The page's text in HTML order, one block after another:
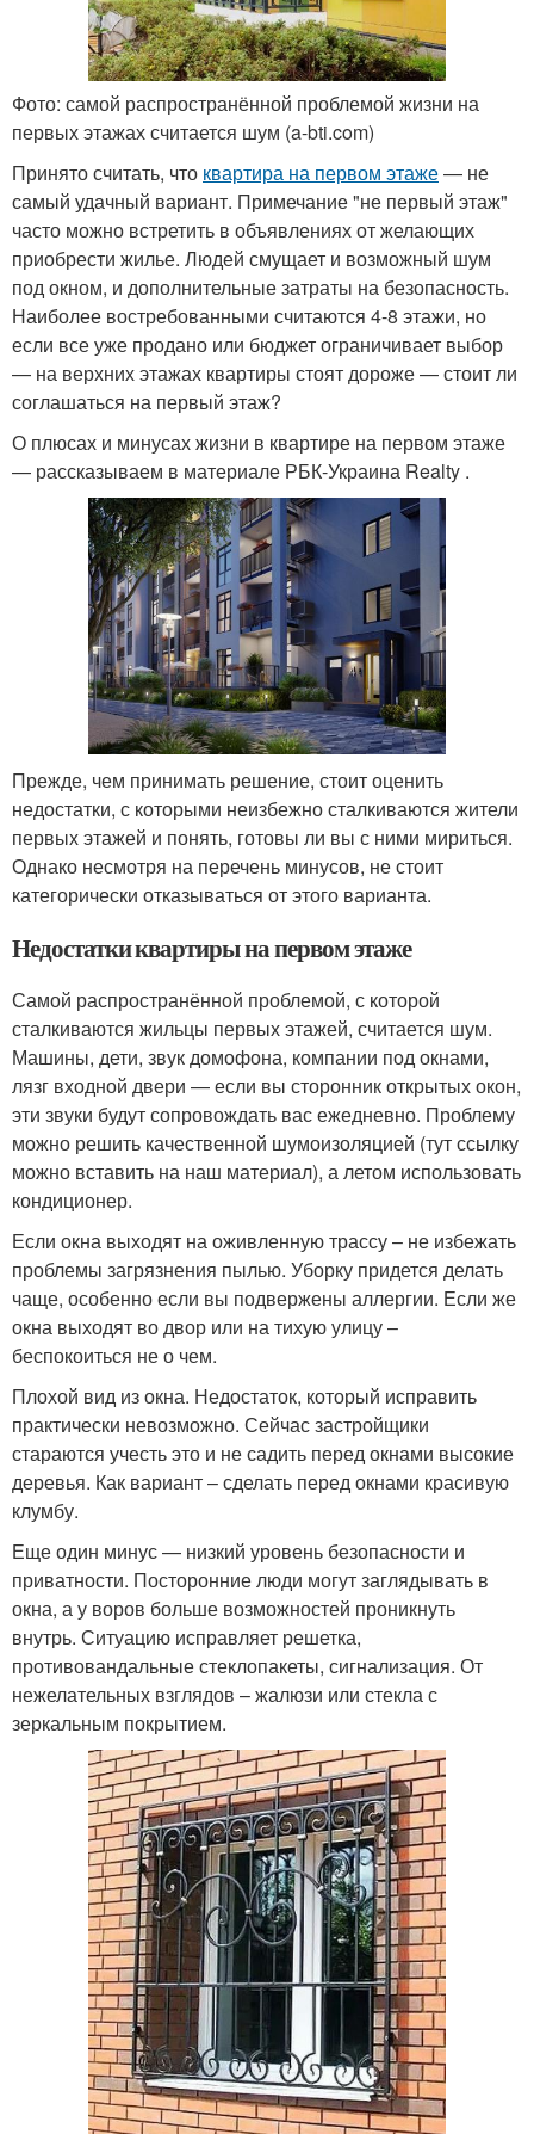
Фото: самой распространённой проблемой жизни на
первых этажах считается шум (a-bti.com)
Принято считать, что квартира на первом этаже— не
самый удачный вариант. Примечание "не первый этаж"
часто можно встретить в объявлениях от желающих
приобрести жилье. Людей смущает и возможный шум
под окном, и дополнительные затраты на безопасность.
Наиболее востребованными считаются 4-8 этажи, но
если все уже продано или бюджет ограничивает выбор
— на верхних этажах квартиры стоят дороже — стоит ли
соглашаться на первый этаж?
О плюсах и минусах жизни в квартире на первом этаже
— рассказываем в материале РБК-Украина Realty .
Прежде, чем принимать решение, стоит оценить
недостатки, с которыми неизбежно сталкиваются жители
первых этажей и понять, готовы ли вы с ними мириться.
Однако несмотря на перечень минусов, не стоит
категорически отказываться от этого варианта.
Недостатки квартиры на первом этаже
Самой распространённой проблемой, с которой
сталкиваются жильцы первых этажей, считается шум.
Машины, дети, звук домофона, компании под окнами,
лязг входной двери — если вы сторонник открытых окон,
эти звуки будут сопровождать вас ежедневно. Проблему
можно решить качественной шумоизоляцией (тут ссылку
можно вставить на наш материал), а летом использовать
кондиционер.
Если окна выходят на оживленную трассу – не избежать
проблемы загрязнения пылью. Уборку придется делать
чаще, особенно если вы подвержены аллергии. Если же
окна выходят во двор или на тихую улицу –
беспокоиться не о чем.
Плохой вид из окна. Недостаток, который исправить
практически невозможно. Сейчас застройщики
стараются учесть это и не садить перед окнами высокие
деревья. Как вариант – сделать перед окнами красивую
клумбу.
Еще один минус — низкий уровень безопасности и
приватности. Посторонние люди могут заглядывать в
окна, а у воров больше возможностей проникнуть
внутрь. Ситуацию исправляет решетка,
противовандальные стеклопакеты, сигнализация. От
нежелательных взглядов – жалюзи или стекла с
зеркальным покрытием.